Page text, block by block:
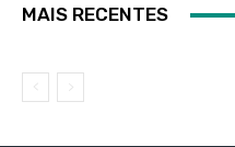
MAIS RECENTES